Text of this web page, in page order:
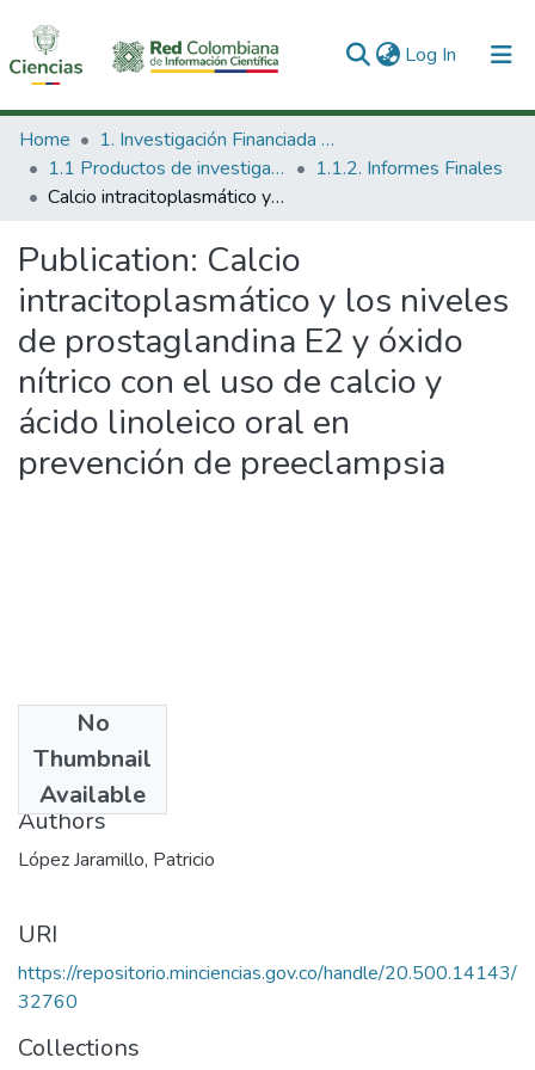
Log In (current)
Communities & Collections
All of DSpace
Home
1. Investigación Financiada con Recursos Públicos
1.1 Productos de investigación
1.1.2. Informes Finales
Calcio intracitoplasmático y los niveles de prostaglandina E2 y óxido nítrico con el uso de calcio y ácido linoleico oral en prevención de preeclampsia
Publication: Calcio
intracitoplasmático y los niveles
de prostaglandina E2 y óxido
nítrico con el uso de calcio y
ácido linoleico oral en
prevención de preeclampsia
No
Thumbnail
Available
2003
Authors
López Jaramillo, Patricio
URI
https://repositorio.minciencias.gov.co/handle/20.500.14143/
32760
Collections